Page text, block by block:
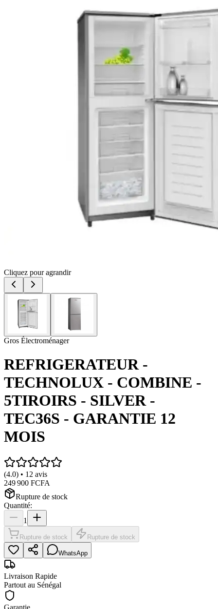
Cliquez pour agrandir
Gros Électroménager
REFRIGERATEUR -
TECHNOLUX - COMBINE -
5TIROIRS - SILVER -
TEC36S - GARANTIE 12
MOIS
(4.0) • 12 avis
249 900 FCFA
Rupture de stock
Quantité:
1
Rupture de stock Rupture de stock
WhatsApp
Livraison Rapide
Partout au Sénégal
Garantie